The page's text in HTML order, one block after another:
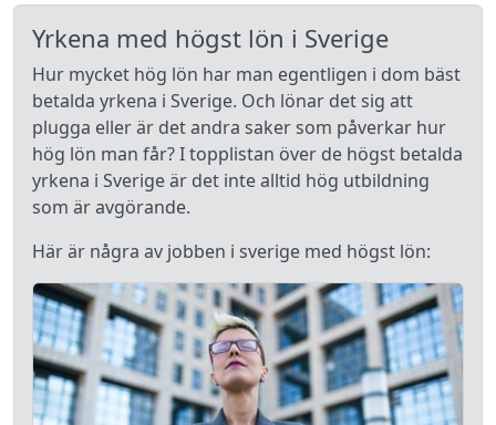
Yrkena med högst lön i Sverige
Hur mycket hög lön har man egentligen i dom bäst
betalda yrkena i Sverige. Och lönar det sig att
plugga eller är det andra saker som påverkar hur
hög lön man får? I topplistan över de högst betalda
yrkena i Sverige är det inte alltid hög utbildning
som är avgörande.
Här är några av jobben i sverige med högst lön: